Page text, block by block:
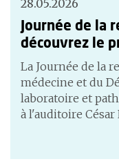
28.05.2026
Journée de la
découvrez le
La Journée de la
médecine et du
laboratoire et
à l'auditoire César